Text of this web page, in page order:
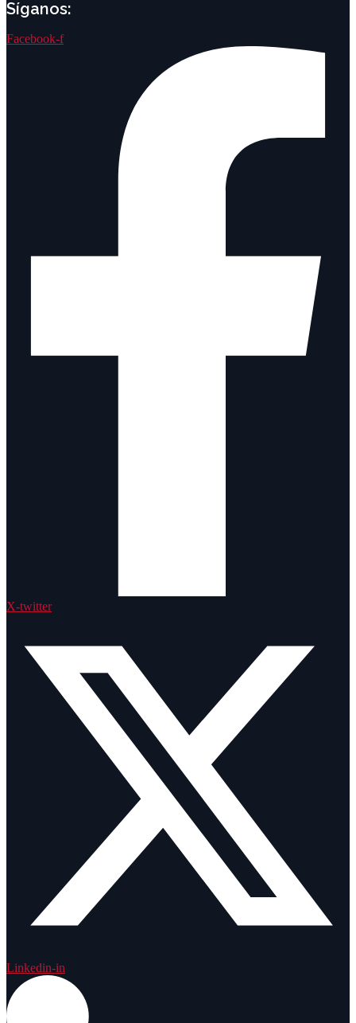
Síganos:
Facebook-f
X-twitter
Linkedin-in